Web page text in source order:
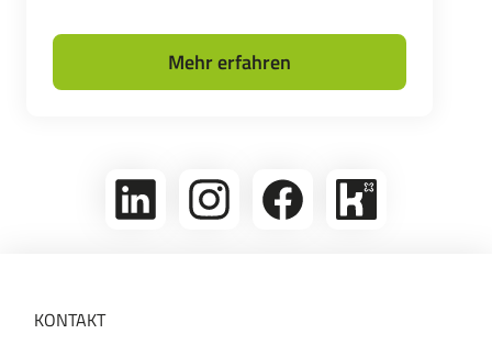
Mehr erfahren
linkedin
Folge
uns
Folge
uns
Bikeleasing
auf
KONTAKT